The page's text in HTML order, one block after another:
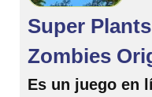
Super
Zombies
Es un juego en